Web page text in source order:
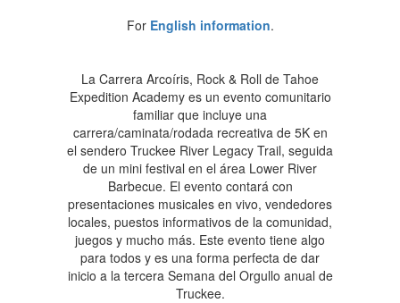
For English information.
La Carrera Arcoíris, Rock & Roll de Tahoe
Expedition Academy es un evento comunitario
familiar que incluye una
carrera/caminata/rodada recreativa de 5K en
el sendero Truckee River Legacy Trail, seguida
de un mini festival en el área Lower River
Barbecue. El evento contará con
presentaciones musicales en vivo, vendedores
locales, puestos informativos de la comunidad,
juegos y mucho más. Este evento tiene algo
para todos y es una forma perfecta de dar
inicio a la tercera Semana del Orgullo anual de
Truckee.